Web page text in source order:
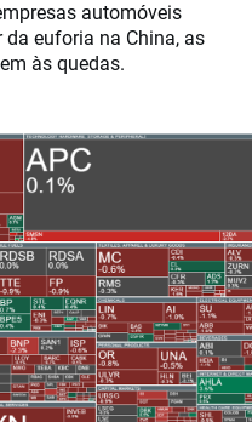
automóveis
euforia na China, as
às quedas.